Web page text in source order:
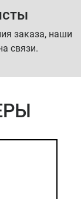
заказа, наши
связи.